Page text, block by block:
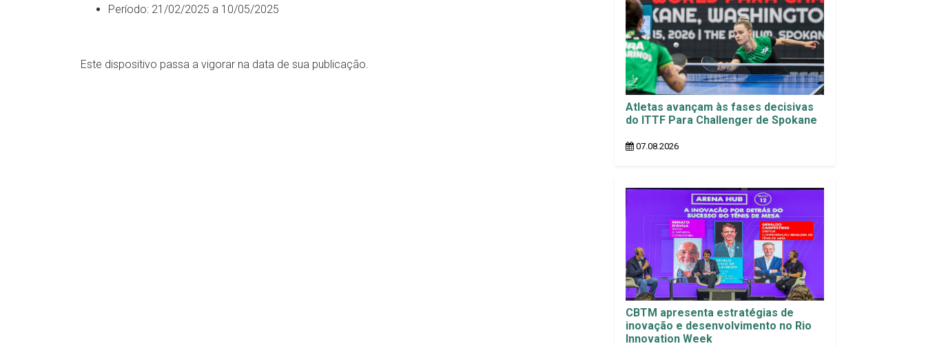
Período: 21/02/2025 a 10/05/2025
Este dispositivo passa a vigorar na data de sua publicação.
Atletas avançam às fases decisivas
do ITTF Para Challenger de Spokane
07.08.2026
CBTM apresenta estratégias de
inovação e desenvolvimento no Rio
Innovation Week